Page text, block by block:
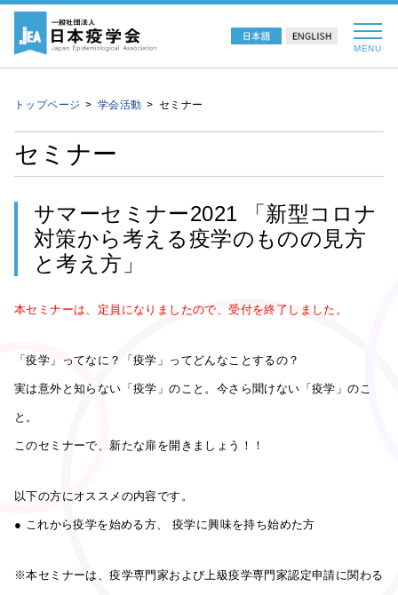
MENU
トップページ 学会活動 セミナー
セミナー
サマーセミナー2021 「新型コロナ
対策から考える疫学のものの見方
と考え方」
本セミナーは、定員になりましたので、受付を終了しました。
「疫学」ってなに？ 「疫学」ってどんなことするの？
実は意外と知らない「疫学」のこと。 今さら聞けない「疫学」のこ
と。
このセミナーで、新たな扉を開きましょう！！
以下の方にオススメの内容です。
● これから疫学を始める方、 疫学に興味を持ち始めた方
※本セミナーは、疫学専門家および上級疫学専門家認定申請に関わる